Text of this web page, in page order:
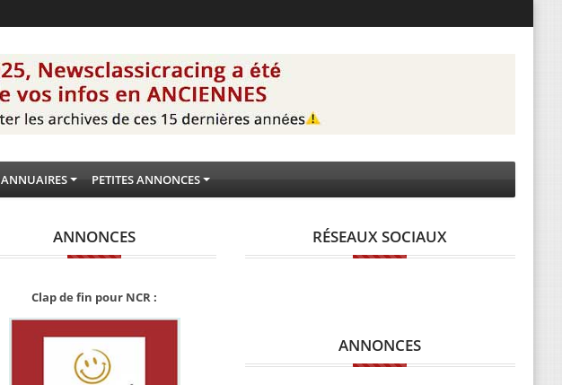
ANNUAIRES PETITES ANNONCES
ANNONCES
Clap de fin pour NCR :
RÉSEAUX SOCIAUX
ANNONCES